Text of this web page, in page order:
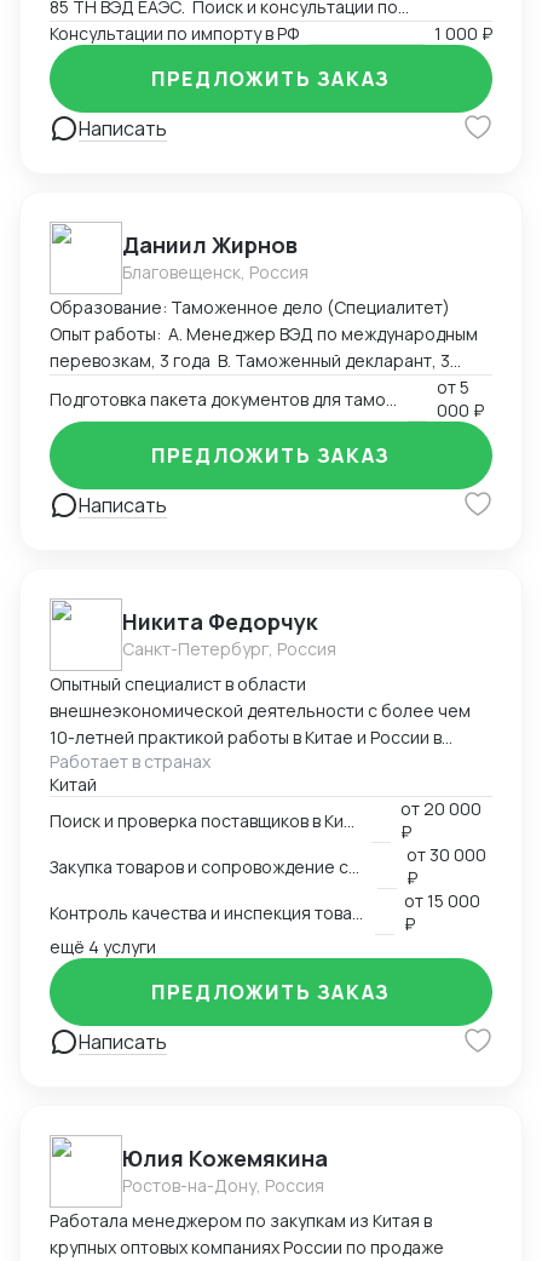
85 ТН ВЭД ЕАЭС. Поиск и консультации по
разрешительным документам, необходимым для
экспорта или импорта на территорию РФ.
Консультации по импорту в РФ 1 000 ₽
Написать
ПРЕДЛОЖИТЬ ЗАКАЗ
Даниил Жирнов
Благовещенск, Россия
Образование: Таможенное дело (Специалитет)
Опыт работы: А. Менеджер ВЭД по международным
перевозкам, 3 года B. Таможенный декларант, 3
от5
000 ₽
Написать
ПРЕДЛОЖИТЬ ЗАКАЗ
Никита Федорчук
Санкт-Петербург, Россия
Опытный специалист в области
внешнеэкономической деятельности с более чем
10-летней практикой работы в Китае и России в
сфере ВЭД. Знаю китайский и английский языки на
профессиональном уровне, имею глубокую
экспертизу в закупках, логистике и международных
расчетах. Организую полный цикл работы с Китаем:
поиск и проверка поставщиков, переговоры,
сопровождение контрактов, контроль качества
продукции, доставка и оплата поставщикам.
Ключевые компетенции Поиск и проверка надежных
поставщиков в Китае Ведение переговоров на
китайском и английском языках Организация
закупок и международной логистики «под ключ»
Международные платежи и финансовое
Работает в странах
Китай
от20 000
₽
от 30 000
₽
от15 000
₽
ещё 4 услуги
Написать
ПРЕДЛОЖИТЬ ЗАКАЗ
Юлия Кожемякина
Ростов-на-Дону, Россия
Работала менеджером по закупкам из Китая в
крупных оптовых компаниях России по продаже